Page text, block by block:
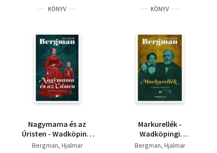
Tankönyv, segédkönyv
Természettudomány
Történelem
KÖNYV
Nagymama és az
Úristen - Wadköpingi
történetek
Bergman, Hjalmar
KÖNYV
Markurellék -
Wadköpingi
történetek
Bergman, Hjalmar